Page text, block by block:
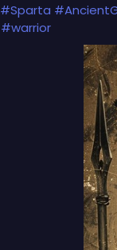
#Sparta
#warrior